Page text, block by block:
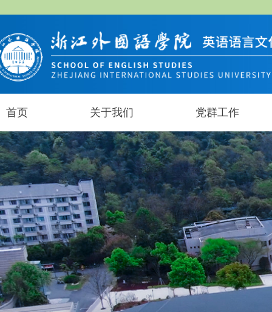
首页 关于我们 党群工作